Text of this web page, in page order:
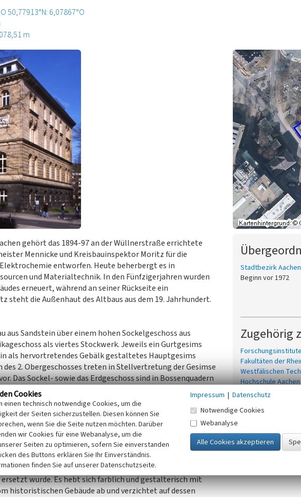
50,77913°N: 6,07867°O
m
gehört das 1894-97 an der Wüllnerstraße errichtete
Mennicke und Kreisbauinspektor Moritz für die
entworfen. Heute beherbergt es in
und Materialtechnik. In den Fünfzigerjahren wurden
erneuert, während an seiner Rückseite ein
steht die Außenhaut des Altbaus aus dem 19. Jahrhundert.
aus Sandstein über einem hohen Sockelgeschoss aus
als viertes Stockwerk. Jeweils ein Gurtgesims
als hervortretendes Gebälk gestaltetes Hauptgesims
2. Obergeschosses treten in Stellvertretung der Gesimse
Das Sockel- sowie das Erdgeschoss sind in Bossenquadern
der Fensterbögen wiederkehren. Im 1. Obergeschoss
der Fläche hervortretende Keilsteine bekrönt.
Seitenrisalite gegliedert, die im Sockelgeschoss und im
jeweils große, von Karl Krauss gestaltete Figurenreliefs
aufweisen. Der Mittelteil weist sieben Achsen und im
Neurenaissance den Haupteingang betont.
beschädigt, sodass es 1950 durch das hinter dem
wurde. Es hebt sich farblich und gestalterisch mit
historistischen Gebäude ab und verzichtet auf dessen
Stadtbezirk
Beginn vor 1972
Zugehörig
Fakultäten der
Westfälischen
Hochschule Aachen
Cookies
einen technisch notwendige Cookies, um die
der Seiten sicherzustellen. Diesen können Sie
wenn Sie die Seite nutzen möchten. Darüber
wir Cookies für eine Webanalyse, um die
Seiten zu optimieren, sofern Sie einverstanden
des Buttons erklären Sie Ihr Einverständnis.
finden Sie auf unserer Datenschutzseite.
Impressum | Datenschutz
Notwendige Cookies
Webanalyse